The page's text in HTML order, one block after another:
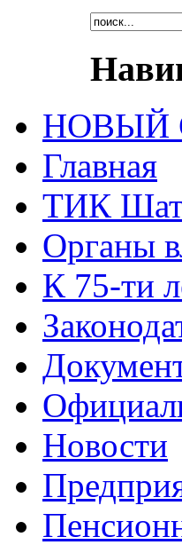
НОВЫЙ
Главная
ТИК
Органы
К 75-ти
Новости